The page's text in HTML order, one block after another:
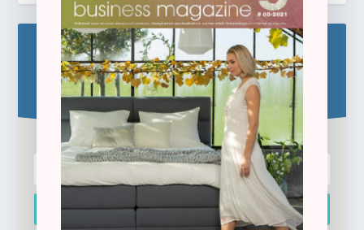
Blijf op de hoogte!
Schrijf u hier in voor de gratis e-newsletter.
Inschrijven